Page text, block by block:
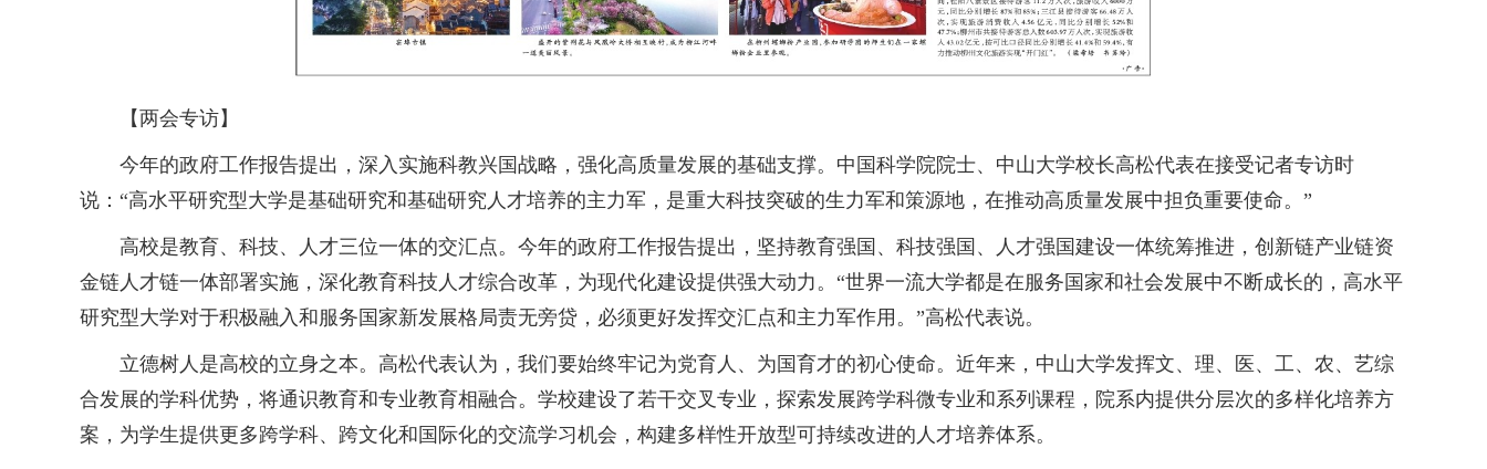
【两会专访】
今年的政府工作报告提出，深入实施科教兴国战略，强化高质量发展的基础支撑。中国科学院院士、中山大学校长高松代表在接受记者专访时
说：“高水平研究型大学是基础研究和基础研究人才培养的主力军，是重大科技突破的生力军和策源地，在推动高质量发展中担负重要使命。”
高校是教育、科技、人才三位一体的交汇点。今年的政府工作报告提出，坚持教育强国、科技强国、人才强国建设一体统筹推进，创新链产业链资
金链人才链一体部署实施，深化教育科技人才综合改革，为现代化建设提供强大动力。“世界一流大学都是在服务国家和社会发展中不断成长的，高水平
研究型大学对于积极融入和服务国家新发展格局责无旁贷，必须更好发挥交汇点和主力军作用。”高松代表说。
立德树人是高校的立身之本。高松代表认为，我们要始终牢记为党育人、为国育才的初心使命。近年来，中山大学发挥文、理、医、工、农、艺综
合发展的学科优势，将通识教育和专业教育相融合。学校建设了若干交叉专业，探索发展跨学科微专业和系列课程，院系内提供分层次的多样化培养方
案，为学生提供更多跨学科、跨文化和国际化的交流学习机会，构建多样性开放型可持续改进的人才培养体系。